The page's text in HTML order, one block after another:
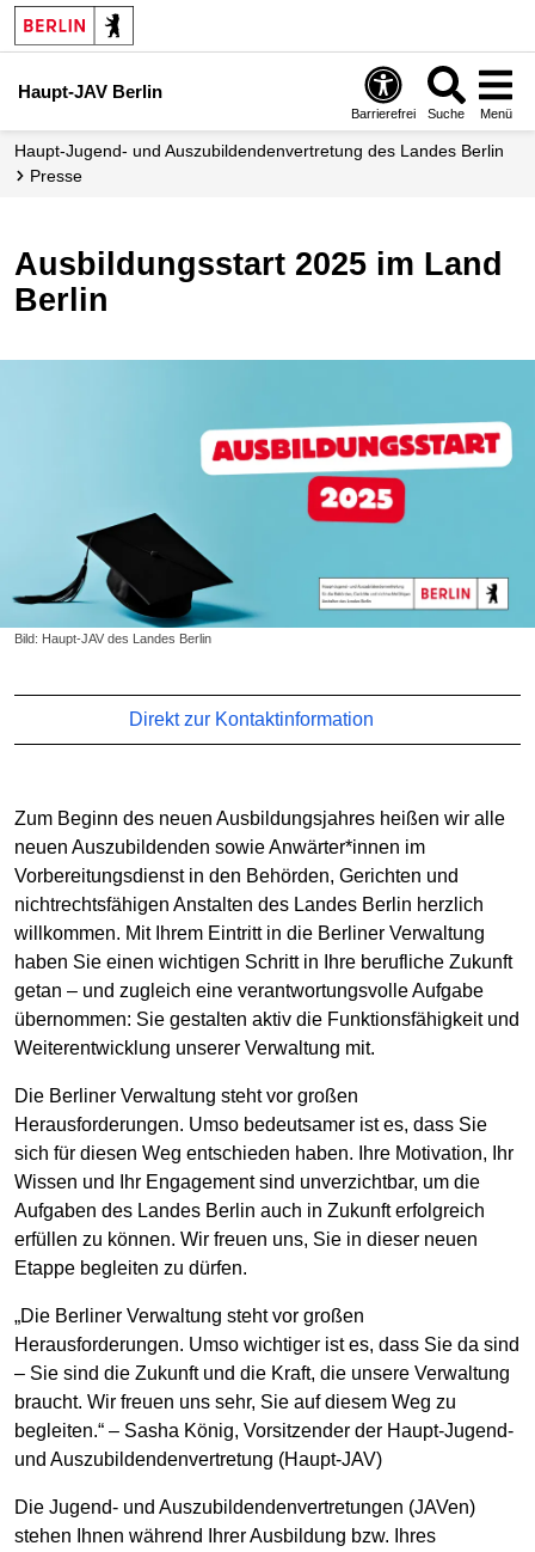
Haupt-JAV Berlin
Barrierefrei Suche Menü
Haupt-Jugend- und Aus­zubildenden­vertretung des Landes Berlin
Presse
Ausbildungsstart 2025 im Land
Berlin
Bild: Haupt-JAV des Landes Berlin
Direkt zur Kontaktinformation
Zum Beginn des neuen Ausbildungsjahres heißen wir alle
neuen Auszubildenden sowie Anwärter*innen im
Vorbereitungsdienst in den Behörden, Gerichten und
nichtrechtsfähigen Anstalten des Landes Berlin herzlich
willkommen. Mit Ihrem Eintritt in die Berliner Verwaltung
haben Sie einen wichtigen Schritt in Ihre berufliche Zukunft
getan – und zugleich eine verantwortungsvolle Aufgabe
übernommen: Sie gestalten aktiv die Funktionsfähigkeit und
Weiterentwicklung unserer Verwaltung mit.
Die Berliner Verwaltung steht vor großen
Herausforderungen. Umso bedeutsamer ist es, dass Sie
sich für diesen Weg entschieden haben. Ihre Motivation, Ihr
Wissen und Ihr Engagement sind unverzichtbar, um die
Aufgaben des Landes Berlin auch in Zukunft erfolgreich
erfüllen zu können. Wir freuen uns, Sie in dieser neuen
Etappe begleiten zu dürfen.
„Die Berliner Verwaltung steht vor großen
Herausforderungen. Umso wichtiger ist es, dass Sie da sind
– Sie sind die Zukunft und die Kraft, die unsere Verwaltung
braucht. Wir freuen uns sehr, Sie auf diesem Weg zu
begleiten.“ – Sasha König, Vorsitzender der Haupt-Jugend-
und Auszubildendenvertretung (Haupt-JAV)
Die Jugend- und Auszubildendenvertretungen (JAVen)
stehen Ihnen während Ihrer Ausbildung bzw. Ihres